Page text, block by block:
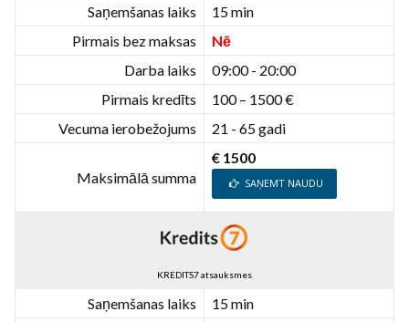
Saņemšanas laiks
15 min
Pirmais bez maksas
Nē
Darba laiks
09:00 - 20:00
Pirmais kredīts
100 – 1500 €
Vecuma ierobežojums
21 - 65 gadi
Maksimālā summa
€ 1500
SAŅEMT NAUDU
KREDITS7 atsauksmes
Saņemšanas laiks
15 min